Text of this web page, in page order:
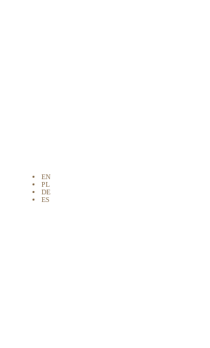
EN
PL
DE
ES